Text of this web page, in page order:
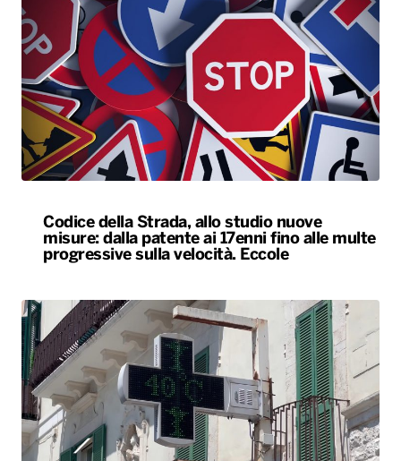
Codice della Strada, allo studio nuove
misure: dalla patente ai 17enni fino alle multe
progressive sulla velocità. Eccole